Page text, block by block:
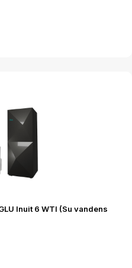
Inuit 6 WTI (Su vandens